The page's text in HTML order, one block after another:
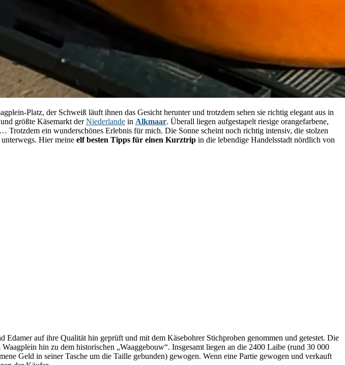
Platz, der Schweiß läuft ihnen das Gesicht herunter und trotzdem sehen sie richtig elegant aus in
größte Käsemarkt derNiederlande in Alkmaar. Überall liegen aufgestapelt riesige orangefarbene,
ein wunderschönes Erlebnis für mich. Die Sonne scheint noch richtig intensiv, die stolzen
unterwegs. Hier meine elf besten Tipps für einen Kurztrip in die lebendige Handelsstadt nördlich von
auf ihre Qualität hin geprüft und mit dem Käsebohrer Stichproben genommen und getestet. Die
hin zu dem historischen „Waaggebouw“. Insgesamt liegen an die 2400 Laibe (rund 30 000
Geld in seiner Tasche um die Taille gebunden) gewogen. Wenn eine Partie gewogen und verkauft